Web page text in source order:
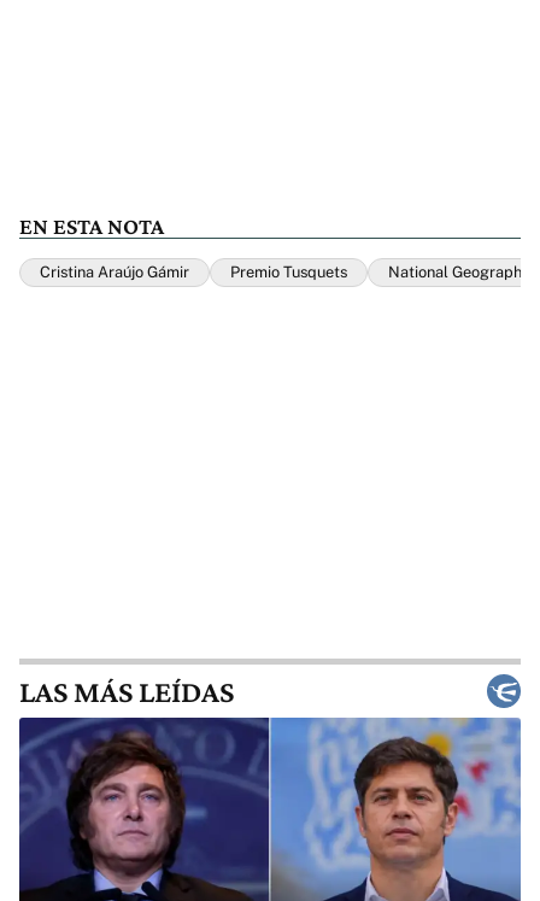
EN ESTA NOTA
Cristina Araújo Gámir Premio Tusquets National Geographic
LAS MÁS LEÍDAS